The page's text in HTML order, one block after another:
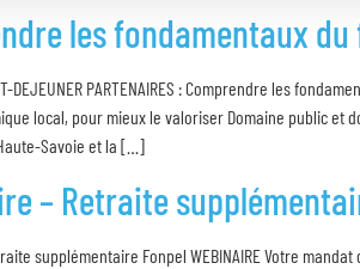
les fondamentaux
DEJEUNER PARTENAIRES : Comprendre les
local, pour mieux le valoriser Domaine public et
Haute-Savoie et la […]
– Retraite
supplémentaire Fonpel WEBINAIRE Votre